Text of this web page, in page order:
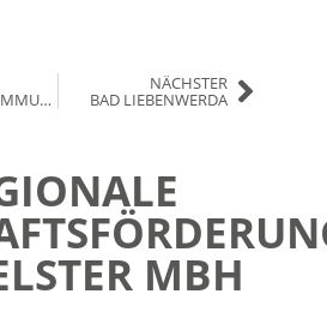
WIEDUWILT KOMMUNIKATION
NÄCHSTER
BAD LIEBENWERDA
MBH